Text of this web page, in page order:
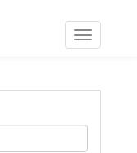
Toggle